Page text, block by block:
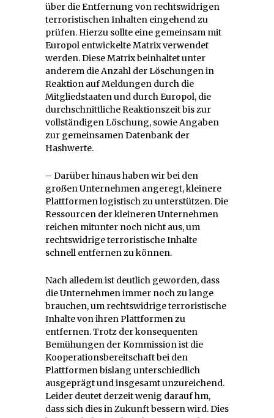
über die Entfernung von rechtswidrigen
terroristischen Inhalten eingehend zu
prüfen. Hierzu sollte eine gemeinsam mit
Europol entwickelte Matrix verwendet
werden. Diese Matrix beinhaltet unter
anderem die Anzahl der Löschungen in
Reaktion auf Meldungen durch die
Mitgliedstaaten und durch Europol, die
durchschnittliche Reaktionszeit bis zur
vollständigen Löschung, sowie Angaben
zur gemeinsamen Datenbank der
Hashwerte.
– Darüber hinaus haben wir bei den
großen Unternehmen angeregt, kleinere
Plattformen logistisch zu unterstützen. Die
Ressourcen der kleineren Unternehmen
reichen mitunter noch nicht aus, um
rechtswidrige terroristische Inhalte
schnell entfernen zu können.
Nach alledem ist deutlich geworden, dass
die Unternehmen immer noch zu lange
brauchen, um rechtswidrige terroristische
Inhalte von ihren Plattformen zu
entfernen. Trotz der konsequenten
Bemühungen der Kommission ist die
Kooperationsbereitschaft bei den
Plattformen bislang unterschiedlich
ausgeprägt und insgesamt unzureichend.
Leider deutet derzeit wenig darauf hm,
dass sich dies in Zukunft bessern wird. Dies